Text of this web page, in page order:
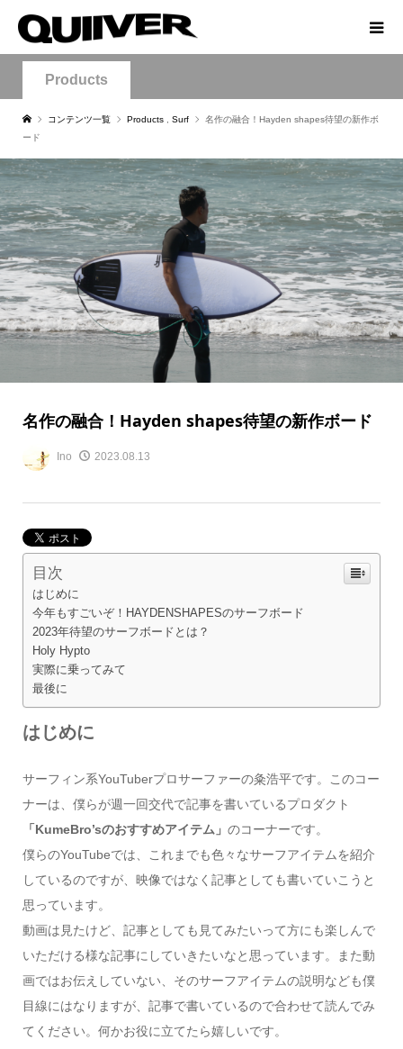
Products
コンテンツ一覧 Products Surf
名作の融合！Hayden shapes待望の新作ボ
ード
名作の融合！Hayden shapes待望の新作ボード
Ino 2023.08.13
目次
はじめに
今年もすごいぞ！HAYDENSHAPESのサーフボード
2023年待望のサーフボードとは？
Holy Hypto
実際に乗ってみて
最後に
はじめに
サーフィン系YouTuberプロサーファーの粂浩平です。このコー
ナーは、僕らが週一回交代で記事を書いているプロダクト
「KumeBro’sのおすすめアイテム」 のコーナーです。
僕らのYouTubeでは、これまでも色々なサーフアイテムを紹介
しているのですが、映像ではなく記事としても書いていこうと
思っています。
動画は見たけど、記事としても見てみたいって方にも楽しんで
いただける様な記事にしていきたいなと思っています。また動
画ではお伝えしていない、そのサーフアイテムの説明なども僕
目線にはなりますが、記事で書いているので合わせて読んでみ
てください。何かお役に立てたら嬉しいです。